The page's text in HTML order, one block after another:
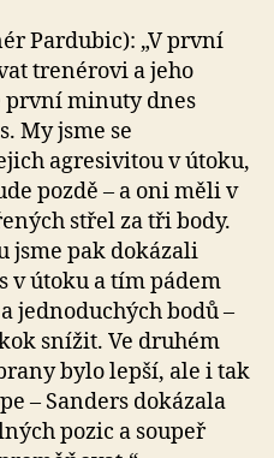
Pardubic): „V první
trenérovi a jeho
první minuty dnes
My jsme se
agresivitou v útoku,
pozdě – a oni měli v
střel za tři body.
jsme pak dokázali
v útoku a tím pádem
jednoduchých bodů –
snížit. Ve druhém
bylo lepší, ale i tak
– Sanders dokázala
pozic a soupeř